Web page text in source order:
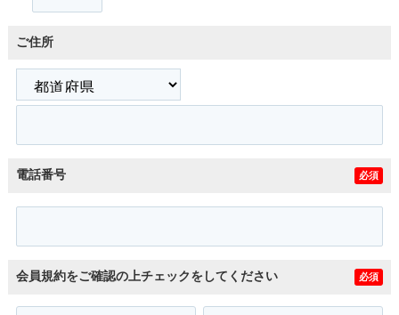
ご住所
電話番号 必須
会員規約をご確認の上チェックをしてください 必須